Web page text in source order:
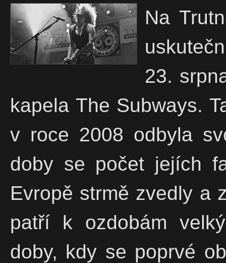
Na
23.
kapela The Subways.
v roce 2008 odbyla
doby se počet jejích
Evropě strmě zvedly a
patří k ozdobám
doby, kdy se poprvé